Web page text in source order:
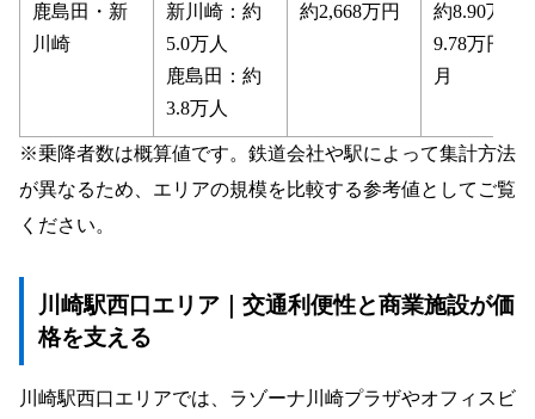
鹿島田・新
川崎
新川崎：約
5.0万人
鹿島田：約
3.8万人
約2,668万円
約8.90万〜
9.78万円／
月
※乗降者数は概算値です。鉄道会社や駅によって集計方法
が異なるため、エリアの規模を比較する参考値としてご覧
ください。
川崎駅西口エリア｜交通利便性と商業施設が価
格を支える
川崎駅西口エリアでは、ラゾーナ川崎プラザやオフィスビ